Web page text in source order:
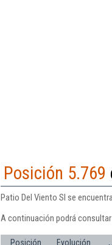
Posición 5.769
Patio Del Viento Sl se
A continuación podrá
Posición Evolución